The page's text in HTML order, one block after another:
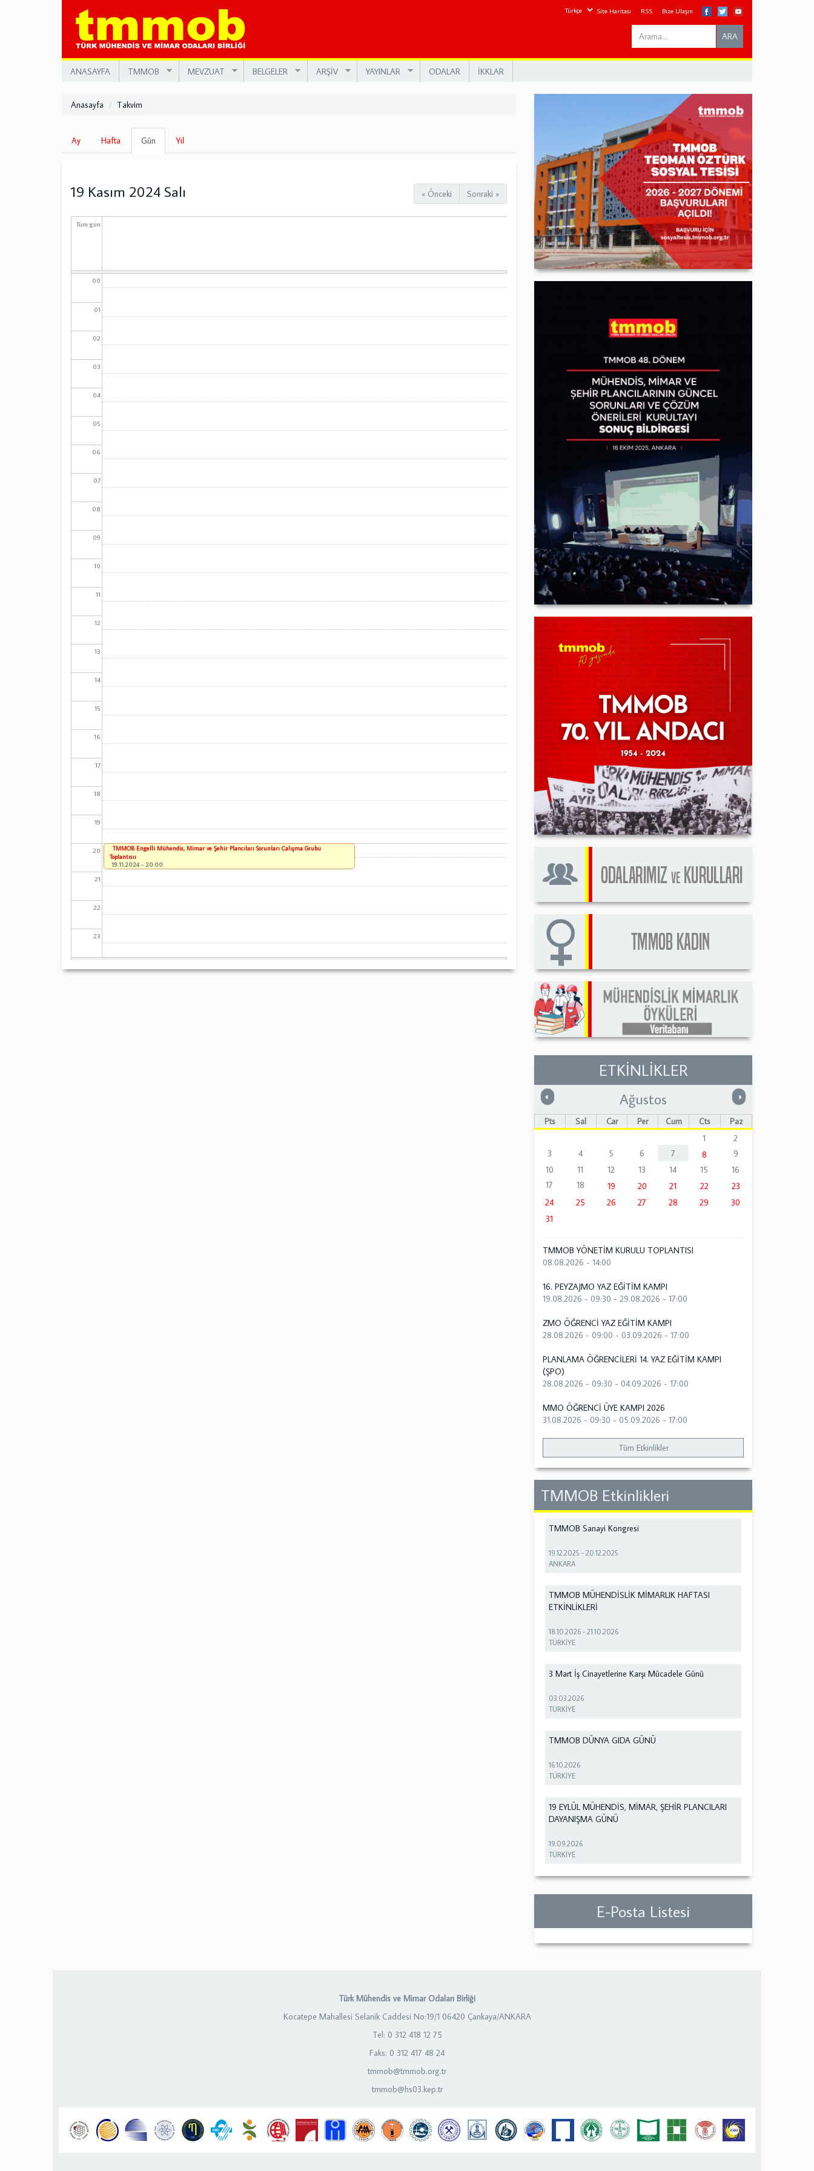
Site Haritası RSS Bize Ulaşın
Search
this
ARA
ANASAYFA TMMOB MEVZUAT BELGELER ARŞİV YAYINLAR ODALAR İKKLAR
Anasayfa Takvim
Birincil
sekmeler
Ay Hafta Gün
sekme)
Yıl
« Önceki Sonraki »
19 Kasım 2024 Salı
Tüm gün
00
01
02
03
04
05
06
07
08
09
10
11
12
13
14
15
16
17
18
19
20
21
22
23
TMMOB Engelli Mühendis, Mimar ve Şehir Plancıları Sorunları Çalışma Grubu
Toplantısıı
19.11.2024 - 20:00
ETKİNLİKLER
« Önceki »Sonraki
Ağustos
Pts Sal Çar Per Cum Cts
Paz
1
2
3
4 5 6 7 8
9
10
11 12 13 14 15
16
17
18 19 20 21 22
23
24
25 26 27 28 29
30
31
TMMOB YÖNETİM KURULU TOPLANTISI
08.08.2026 - 14:00
16. PEYZAJMO YAZ EĞİTİM KAMPI
19.08.2026 - 09:30 -29.08.2026 - 17:00
ZMO ÖĞRENCİ YAZ EĞİTİM KAMPI
28.08.2026 - 09:00 -03.09.2026 - 17:00
PLANLAMA ÖĞRENCİLERİ 14. YAZ EĞİTİM KAMPI
(ŞPO)
28.08.2026 - 09:30 -04.09.2026 - 17:00
MMO ÖĞRENCİ ÜYE KAMPI 2026
31.08.2026 - 09:30 -05.09.2026 - 17:00
Tüm Etkinlikler
TMMOB Etkinlikleri
TMMOB Sanayi Kongresi
19.12.2025 -20.12.2025
ANKARA
TMMOB MÜHENDİSLİK MİMARLIK HAFTASI
ETKİNLİKLERİ
18.10.2026 -21.10.2026
TÜRKİYE
3 Mart İş Cinayetlerine Karşı Mücadele Günü
03.03.2026
TÜRKİYE
TMMOB DÜNYA GIDA GÜNÜ
16.10.2026
TÜRKİYE
19 EYLÜL MÜHENDİS, MİMAR, ŞEHİR PLANCILARI
DAYANIŞMA GÜNÜ
19.09.2026
TÜRKİYE
E-Posta Listesi
Türk Mühendis ve Mimar Odaları Birliği
Kocatepe Mahallesi Selanik Caddesi No:19/1 06420 Çankaya/ANKARA
Tel: 0 312 418 12 75
Faks: 0 312 417 48 24
tmmob@tmmob.org.tr
tmmob@hs03.kep.tr